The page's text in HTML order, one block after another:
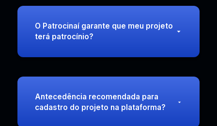
O Patrocinaí garante que meu projeto
terá patrocínio?
Antecedência recomendada para
cadastro do projeto na plataforma?